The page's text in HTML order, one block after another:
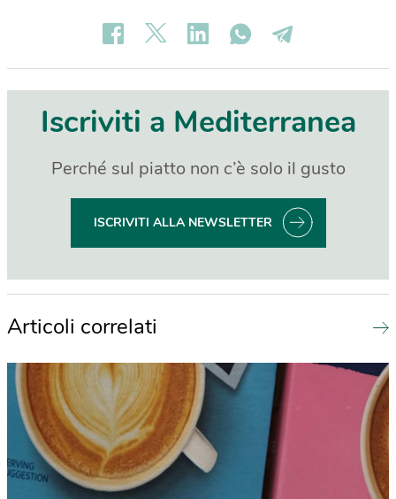
Iscriviti a Mediterranea
Perché sul piatto non c’è solo il gusto
ISCRIVITI ALLA NEWSLETTER
Articoli correlati